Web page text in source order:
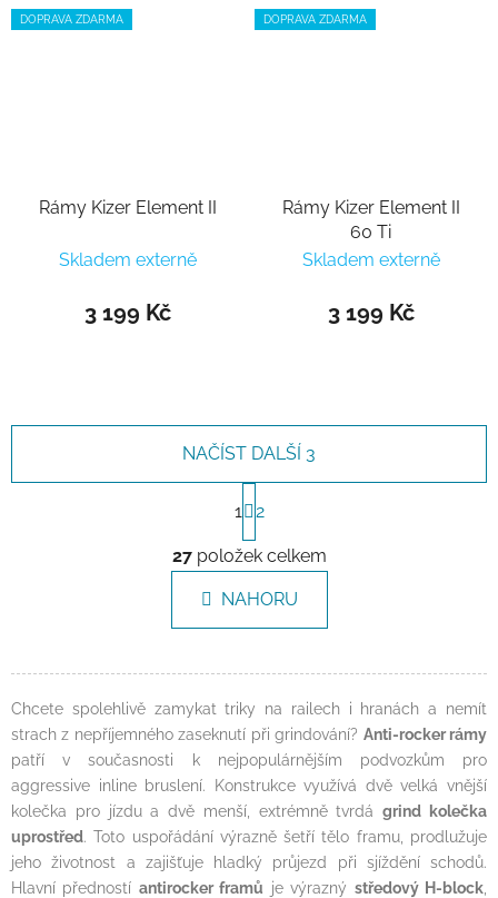
DOPRAVA ZDARMA
Rámy Kizer Element II
Skladem externě
3 199 Kč
DOPRAVA ZDARMA
Rámy Kizer Element II
60 Ti
Skladem externě
3 199 Kč
Ovládací prvky výpisu
NAČÍST DALŠÍ 3
Stránkování
1 2
27položek celkem
NAHORU
Chcete spolehlivě zamykat triky na railech i hranách a nemít
strach z nepříjemného zaseknutí při grindování? Anti-rocker rámy
patří v současnosti k nejpopulárnějším podvozkům pro
aggressive inline bruslení. Konstrukce využívá dvě velká vnější
kolečka pro jízdu a dvě menší, extrémně tvrdágrind kolečka
uprostřed. Toto uspořádání výrazně šetří tělo framu, prodlužuje
jeho životnost a zajišťuje hladký průjezd při sjíždění schodů.
Hlavní předností antirocker framů je výrazný středový H-block